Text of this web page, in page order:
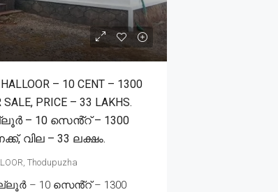
– 10 CENT – 1300
SALE, PRICE – 33 LAKHS.
– 10 സെൻ്റ് – 1300
വില – 33 ലക്ഷം.
Thodupuzha
– 10 സെൻ്റ് – 1300